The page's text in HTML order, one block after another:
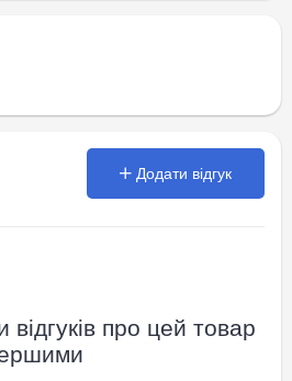
Додати відгук
про цей товар